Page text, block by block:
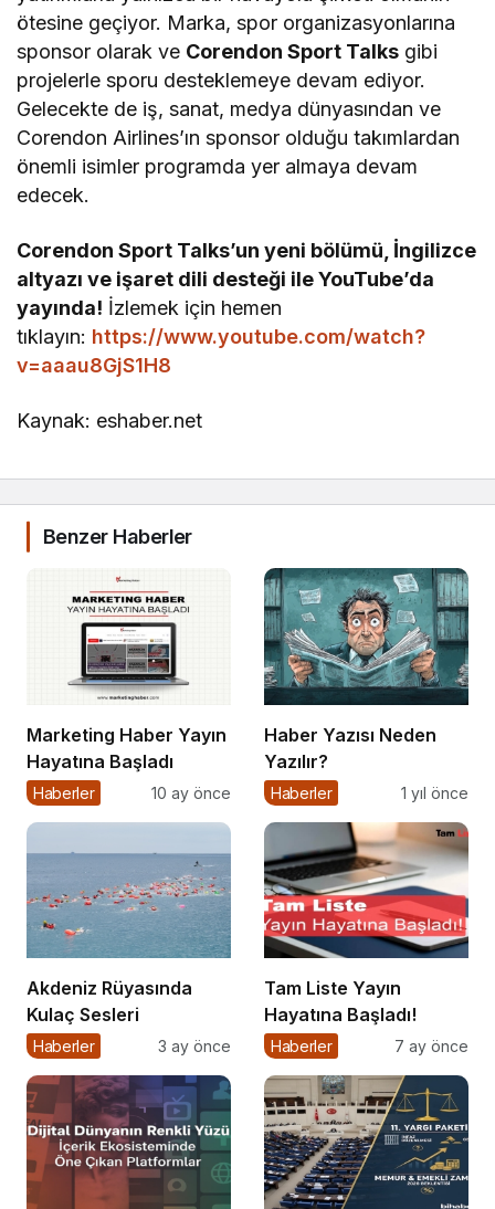
ötesine geçiyor. Marka, spor organizasyonlarına
sponsor olarak ve Corendon Sport Talks gibi
projelerle sporu desteklemeye devam ediyor.
Gelecekte de iş, sanat, medya dünyasından ve
Corendon Airlines’ın sponsor olduğu takımlardan
önemli isimler programda yer almaya devam
edecek.
Corendon Sport Talks’un yeni bölümü, İngilizce
altyazı ve işaret dili desteği ile YouTube’da
yayında! İzlemek için hemen
tıklayın: https://www.youtube.com/watch?
v=aaau8GjS1H8
Kaynak: eshaber.net
Benzer Haberler
Marketing Haber Yayın
Hayatına Başladı
Haberler 10 ay önce
Haber Yazısı Neden
Yazılır?
Haberler 1 yıl önce
Akdeniz Rüyasında
Kulaç Sesleri
Haberler 3 ay önce
Tam Liste Yayın
Hayatına Başladı!
Haberler 7 ay önce